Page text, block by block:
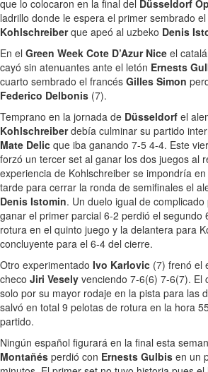
que lo colocaron en la final del Düsseldorf
ladrillo donde le espera el primer sembrado
Kohlschreiberque apeó al uzbeko Denis
En el Green Week Cote D’Azur Nice el
cayó sin atenuantes ante el letón Ernests
cuarto sembrado el francés Gilles Simon
Federico Delbonis (7).
Temprano en la jornada de Düsseldorf el
Kohlschreiberdebía culminar su partido
Mate Delic que iba ganando 7-5 4-4. Este
forzó un tercer set al ganar los dos juegos al
experiencia de Kohlschreiber se impondría
tarde para cerrar la ronda de semifinales el
Denis Istomin. Un duelo igual de
ganar el primer parcial 6-2 perdió el segundo
rotura en el quinto juego y la delantera para
concluyente para el 6-4 del cierre.
Otro experimentado Ivo Karlovic (7) frenó el
checo Jiri Vesely venciendo 7-6(6) 7-6(7). El
solo por su mayor rodaje en la pista para las
salvó en total 9 pelotas de rotura en la hora
partido.
Ningún español figurará en la final esta
Montañés perdió con Ernests Gulbis en un